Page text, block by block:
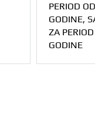
PERIOD
GODINE,
ZA
GODINE